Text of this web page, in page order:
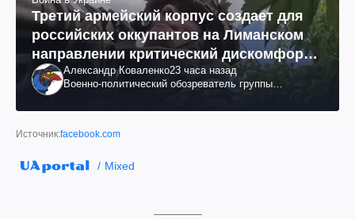
Третий армейский корпус создает для
российских оккупантов на Лиманском
направлении критический дискомфорт:
как это удалось
Александр Коваленко23 часа назад
Военно-политический обозреватель группы
Источник:facebook.com
Mixed